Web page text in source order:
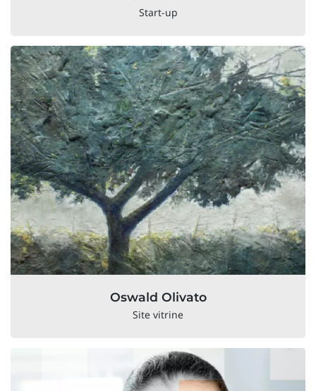
Start-up
Oswald Olivato
Site vitrine